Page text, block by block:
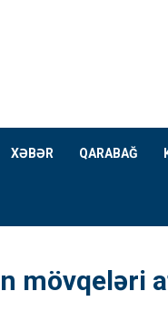
XƏBƏR QARABAĞ
mövqeləri